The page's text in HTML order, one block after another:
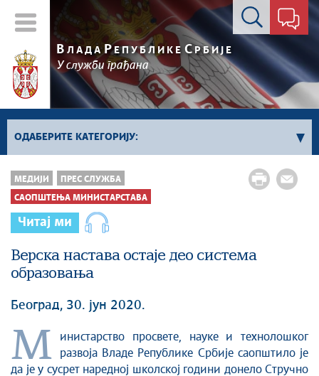
Контакт форма
В ЛАДА РЕПУБЛИКЕ СРБИЈЕ
У служби грађана
ОДАБЕРИТЕ КАТЕГОРИЈУ:
Kонференцијe за новинаре
Најавe и обавештења
Саопштења Владе
Саопштења министарстава
Аудио прес
МЕДИЈИ ПРЕС СЛУЖБА
САОПШТЕЊА МИНИСТАРСТАВА
Читај ми
Верска настава остаје део система
образовања
Београд, 30. јун 2020.
М
инистарство просвете, науке и технолошког
развоја Владе Републике Србије саопштило је
да је у сусрет наредној школској години донело Стручно